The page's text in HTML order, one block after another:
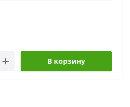
В корзину